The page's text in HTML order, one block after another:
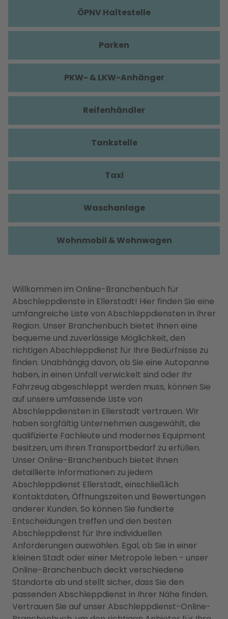
Willkommen im Online-Branchenbuch für
Abschleppdienste in Ellerstadt! Hier finden Sie eine
umfangreiche Liste von Abschleppdiensten in Ihrer
Region. Unser Branchenbuch bietet Ihnen eine
bequeme und zuverlässige Möglichkeit, den
richtigen Abschleppdienst für Ihre Bedürfnisse zu
finden. Unabhängig davon, ob Sie eine Autopanne
haben, in einen Unfall verwickelt sind oder Ihr
Fahrzeug abgeschleppt werden muss, können Sie
auf unsere umfassende Liste von
Abschleppdiensten in Ellerstadt vertrauen. Wir
haben sorgfältig Unternehmen ausgewählt, die
qualifizierte Fachleute und modernes Equipment
besitzen, um Ihren Transportbedarf zu erfüllen.
Unser Online-Branchenbuch bietet Ihnen
detaillierte Informationen zu jedem
Abschleppdienst Ellerstadt, einschließlich
Kontaktdaten, Öffnungszeiten und Bewertungen
anderer Kunden. So können Sie fundierte
Entscheidungen treffen und den besten
Abschleppdienst für Ihre individuellen
Anforderungen auswählen. Egal, ob Sie in einer
kleinen Stadt oder einer Metropole leben - unser
Online-Branchenbuch deckt verschiedene
Standorte ab und stellt sicher, dass Sie den
passenden Abschleppdienst in Ihrer Nähe finden.
Vertrauen Sie auf unser Abschleppdienst-Online-
ÖPNV Haltestelle
Parken
PKW- & LKW-Anhänger
Reifenhändler
Tankstelle
Taxi
Waschanlage
Wohnmobil & Wohnwagen